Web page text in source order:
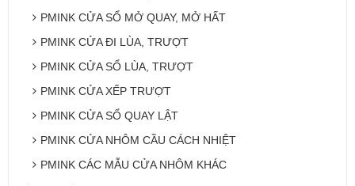
PMINK CỬA SỔ MỞ QUAY, MỞ HẤT
PMINK CỬA ĐI LÙA, TRƯỢT
PMINK CỬA SỔ LÙA, TRƯỢT
PMINK CỬA XẾP TRƯỢT
PMINK CỬA SỔ QUAY LẬT
PMINK CỬA NHÔM CẦU CÁCH NHIỆT
PMINK CÁC MẪU CỬA NHÔM KHÁC